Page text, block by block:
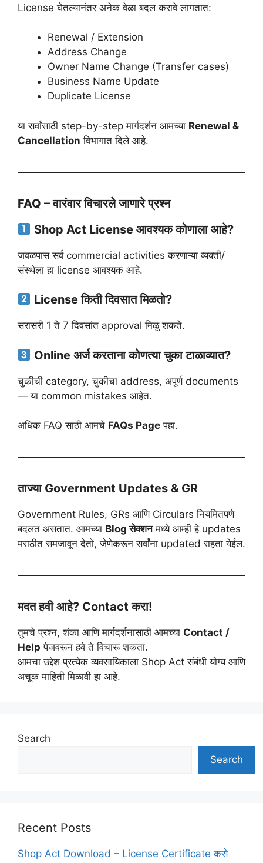
License घेतल्यानंतर अनेक वेळा बदल करावे लागतात:
Renewal / Extension
Address Change
Owner Name Change (Transfer cases)
Business Name Update
Duplicate License
या सर्वांसाठी step-by-step मार्गदर्शन आमच्या Renewal &
Cancellation विभागात दिले आहे.
FAQ – वारंवार विचारले जाणारे प्रश्न
Shop Act License आवश्यक कोणाला आहे?
जवळपास सर्व commercial activities करणाऱ्या व्यक्ती/
संस्थेला हा license आवश्यक आहे.
License किती दिवसात मिळतो?
सरासरी 1 ते 7 दिवसांत approval मिळू शकते.
Online अर्ज करताना कोणत्या चुका टाळाव्यात?
चुकीची category, चुकीचा address, अपूर्ण documents
— या common mistakes आहेत.
अधिक FAQ साठी आमचे FAQs Page पहा.
ताज्या Government Updates & GR
Government Rules, GRs आणि Circulars नियमितपणे
बदलत असतात. आमच्या Blog सेक्शनमध्ये आम्ही हे updates
मराठीत समजावून देतो, जेणेकरून सर्वांना updated राहता येईल.
मदत हवी आहे? Contact करा!
तुमचे प्रश्न, शंका आणि मार्गदर्शनासाठी आमच्या Contact /
Help पेजवरून हवे ते विचारू शकता.
आमचा उद्देश प्रत्येक व्यवसायिकाला Shop Act संबंधी योग्य आणि
अचूक माहिती मिळावी हा आहे.
Search
Search
Recent Posts
Shop Act Download – License Certificate कसे